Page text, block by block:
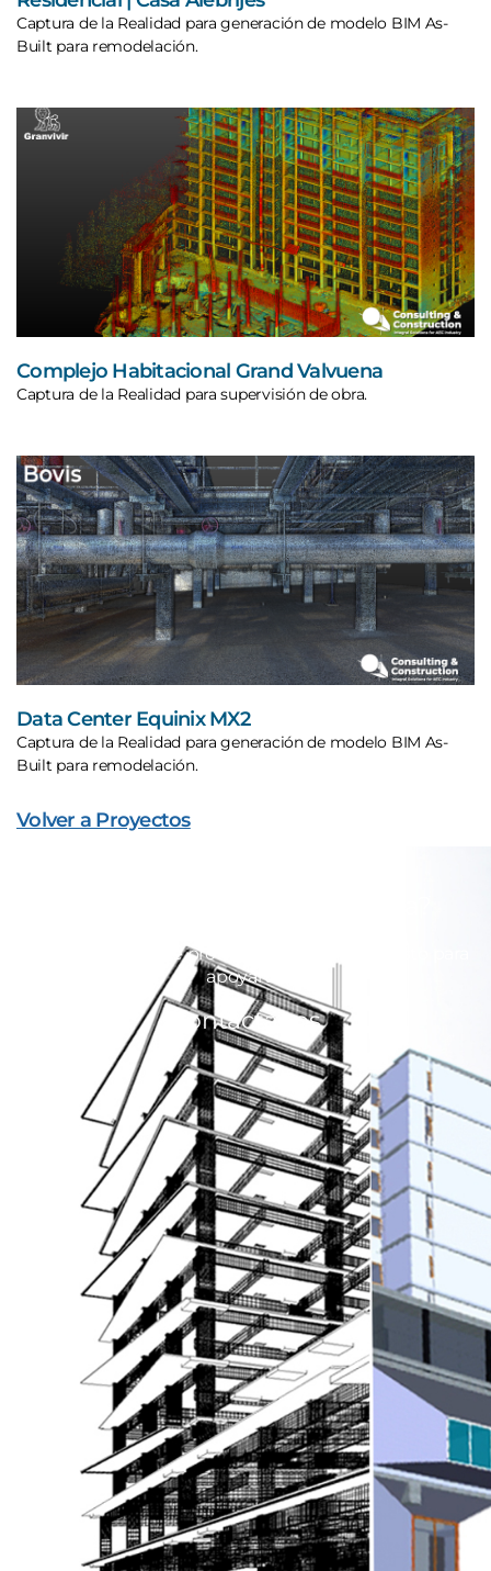
Captura de la Realidad para generación de modelo BIM As-
Built para remodelación.
Complejo Habitacional Grand Valvuena
Captura de la Realidad para supervisión de obra.
Data Center Equinix MX2
Captura de la Realidad para generación de modelo BIM As-
Built para remodelación.
Volver a Proyectos
Nuestro equipo de profesionales está dispuesto para
apoyarte.
Contáctanos